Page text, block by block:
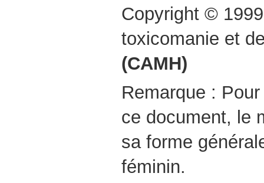
Copyright ©
toxicomanie et
(CAMH)
Remarque :
ce document, le
sa forme
féminin.